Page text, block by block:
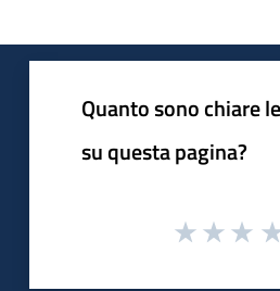
Quanto sono chiare
su questa pagina?